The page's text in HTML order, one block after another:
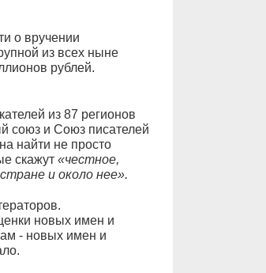
о вручении
из всех ныне
рублей.
из 87 регионов
союз и Союз писателей
найти не просто
скажут «честное,
и около нее».
новых имен и
- новых имен и